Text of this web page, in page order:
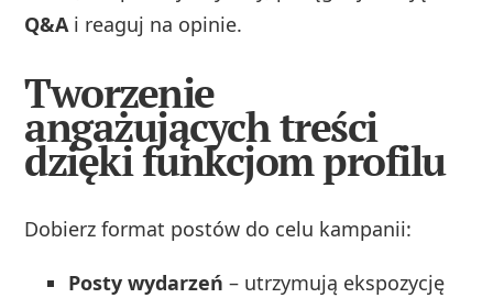
Q&Ai reaguj na opinie.
Tworzenie
angażujących treści
dzięki funkcjom profilu
Dobierz format postów do celu kampanii:
Posty wydarzeń – utrzymują ekspozycję